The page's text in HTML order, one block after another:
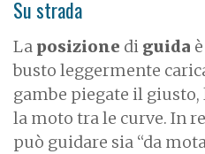
Su strada
La posizione di guida
busto leggermente
gambe piegate il
la moto tra le curve. In
può guidare sia “da